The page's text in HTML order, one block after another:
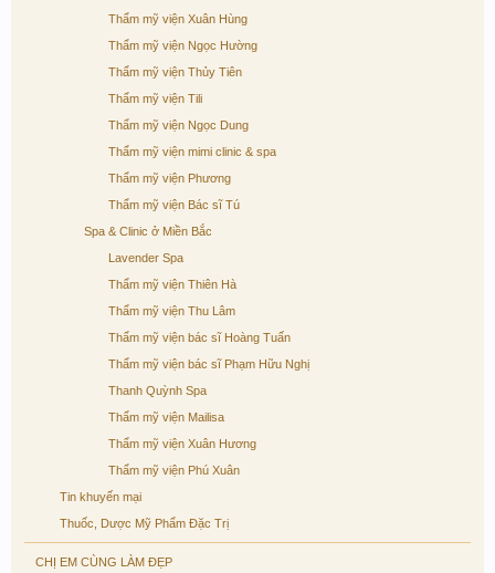
Thẩm mỹ viện Xuân Hùng
Thẩm mỹ viện Ngọc Hường
Thẩm mỹ viện Thủy Tiên
Thẩm mỹ viện Tili
Thẩm mỹ viện Ngọc Dung
Thẩm mỹ viện mimi clinic & spa
Thẩm mỹ viện Phương
Thẩm mỹ viện Bác sĩ Tú
Spa & Clinic ở Miền Bắc
Lavender Spa
Thẩm mỹ viện Thiên Hà
Thẩm mỹ viện Thu Lâm
Thẩm mỹ viện bác sĩ Hoàng Tuấn
Thẩm mỹ viện bác sĩ Phạm Hữu Nghị
Thanh Quỳnh Spa
Thẩm mỹ viện Mailisa
Thẩm mỹ viện Xuân Hương
Thẩm mỹ viện Phú Xuân
Tin khuyến mại
Thuốc, Dược Mỹ Phẩm Đặc Trị
CHỊ EM CÙNG LÀM ĐẸP